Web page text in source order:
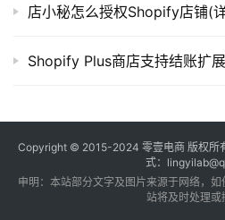
店小秘怎么授权Shopify店铺(
Shopify Plus商店支持结账扩
Copyright © 2015-2024 零壹电商 版权所
式：
申明：本站部分文字及图片来源于网络，
站将及时处理或